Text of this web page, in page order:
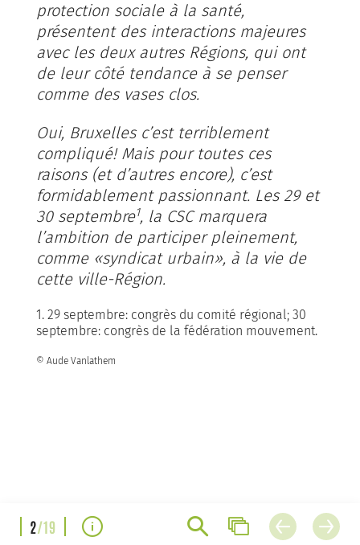
protection sociale à la santé,
présentent des interactions majeures
avec les deux autres Régions, qui ont
de leur côté tendance à se penser
comme des vases clos.
Oui, Bruxelles c’est terriblement
compliqué! Mais pour toutes ces
raisons (et d’autres encore), c’est
formidablement passionnant. Les 29 et
30 septembre1, la CSC marquera
l’ambition de participer pleinement,
comme «syndicat urbain», à la vie de
cette ville-Région.
1. 29 septembre: congrès du comité régional; 30
septembre: congrès de la fédération mouvement.
© Aude Vanlathem
2/19